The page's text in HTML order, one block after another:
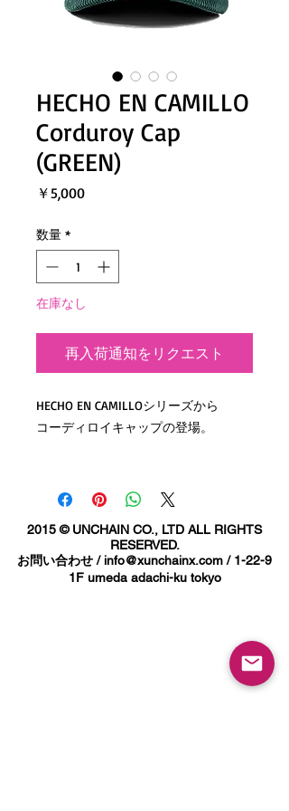
HECHO EN CAMILLO
Corduroy Cap
(GREEN)
￥5,000価
数量 *
在庫なし
再入荷通知をリクエスト
HECHO EN CAMILLOシリーズから
コーディロイキャップの登場。
ベーシックな６パネル、アジャスター
2015 © UNCHAIN CO., LTD ALL RIGHTS
RESERVED.
お問い合わせ / info@xunchainx.com/ 1-22-9
1F umeda adachi-ku tokyo